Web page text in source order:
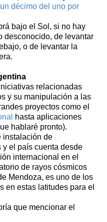
un décimo del uno por
bajo el Sol, si no hay
desconocido, de levantar
o de levantar la
relacionadas
y su manipulación a las
proyectos como el
hasta aplicaciones
hablaré pronto).
instalación de
y el país cuenta desde
internacional en el
de rayos cósmicos
Mendoza, es uno de los
en estas latitudes para el
que mencionar el